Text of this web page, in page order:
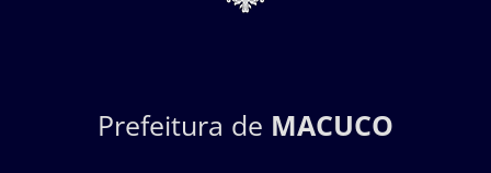
Prefeitura de MACUCO